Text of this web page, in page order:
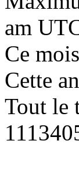
am
Ce
Cette
Tout le